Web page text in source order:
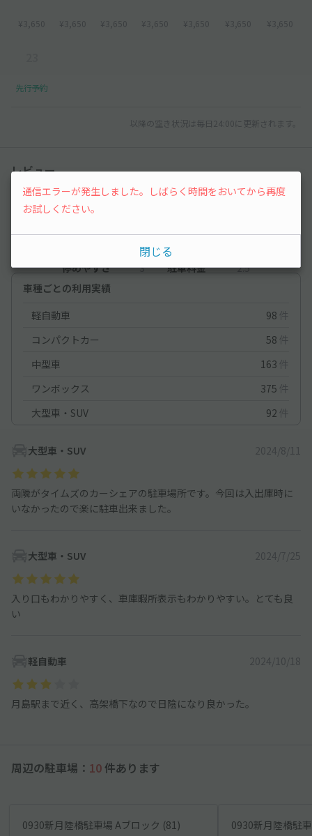
¥3,650 ¥3,650 ¥3,650 ¥3,650 ¥3,650 ¥3,650 ¥3,650
先行予約
以降の空き状況は毎日24:00に更新されます。
レビュー
4.3
4.3 立地
停めやすさ
3 駐車料金
2.5
車種ごとの利用実績
軽自動車
98 件
コンパクトカー
58 件
中型車
163 件
ワンボックス
375 件
大型車・SUV
92 件
大型車・SUV 2024/8/11
両隣がタイムズのカーシェアの駐車場所です。今回は入出庫時に
いなかったので楽に駐車出来ました。
大型車・SUV 2024/7/25
入り口もわかりやすく、車庫暇所表示もわかりやすい。とても良
い
軽自動車 2024/10/18
月島駅まで近く、高架橋下なので日陰になり良かった。
周辺の駐車場： 10 件あります
0930新月陸橋駐車場 Aブロック (81)
0930新月陸橋駐
通信エラーが発生しました。しばらく時間をおいてから再度
お試しください。
閉じる